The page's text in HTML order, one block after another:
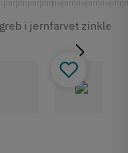
i jernfarvet